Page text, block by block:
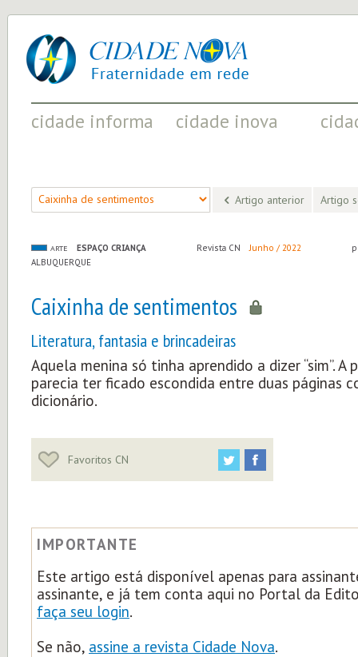
cidade
nova
UM
PROJETO
PELA
FRATERNIDADE
cidade informa cidade inova
Artigo anterior Artigo
ARTE ESPAÇO CRIANÇA Revista CN Junho / 2022
ALBUQUERQUE
Caixinha de sentimentos
Literatura, fantasia e brincadeiras
Aquela menina só tinha aprendido a dizer “sim”. A
parecia ter ficado escondida entre duas páginas
dicionário.
Favoritos CN
IMPORTANTE
Este artigo está disponível apenas para
assinante, e já tem conta aqui no Portal da
faça seu login.
Se não, assine a revista Cidade Nova.